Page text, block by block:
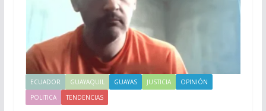
ECUADOR GUAYAQUIL GUAYAS JUSTICIA
OPINIÓN
POLITICA
TENDENCIAS